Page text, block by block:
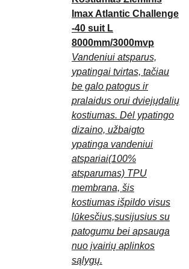
Imax Atlantic Challenge
-40 suit L
8000mm/3000mvp
Vandeniui atsparus,
ypatingai tvirtas, tačiau
be galo patogus ir
pralaidus orui dviejųdalių
kostiumas. Dėl ypatingo
dizaino, užbaigto
ypatinga vandeniui
atspariai(100%
atsparumas) TPU
membrana, šis
kostiumas išpildo visus
lūkesčius,susijusius su
patogumu bei apsauga
nuo įvairių aplinkos
sąlygų.